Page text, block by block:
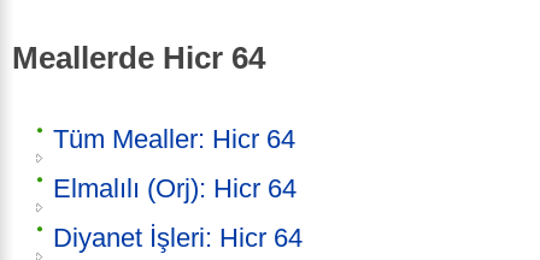
Meallerde Hicr 64
Tüm Mealler: Hicr 64
Elmalılı (Orj): Hicr 64
Diyanet İşleri: Hicr 64